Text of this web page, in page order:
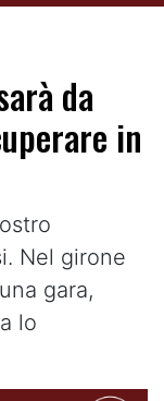
da
in
Nel girone
gara,
lo